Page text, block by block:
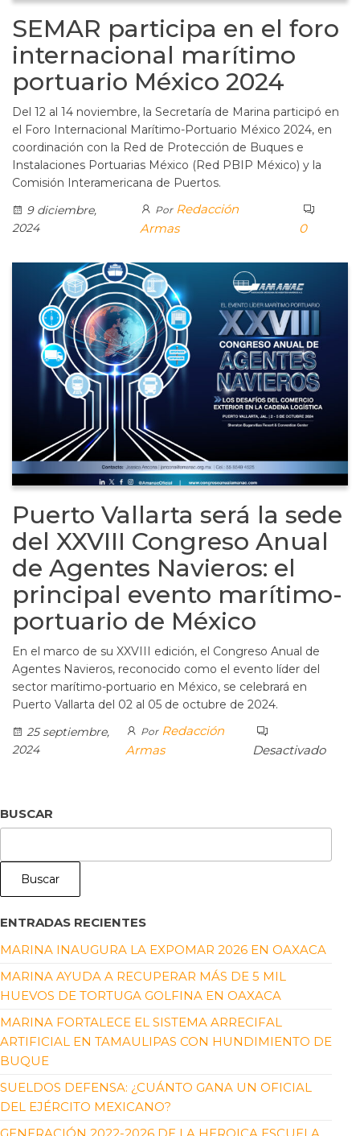
SEMAR participa en el foro
internacional marítimo
portuario México 2024
Del 12 al 14 noviembre, la Secretaría de Marina participó en
el Foro Internacional Marítimo-Portuario México 2024, en
coordinación con la Red de Protección de Buques e
Instalaciones Portuarias México (Red PBIP México) y la
Comisión Interamericana de Puertos.
9 diciembre,
2024
Por Redacción
Armas
0
Puerto Vallarta será la sede
del XXVIII Congreso Anual
de Agentes Navieros: el
principal evento marítimo-
portuario de México
En el marco de su XXVIII edición, el Congreso Anual de
Agentes Navieros, reconocido como el evento líder del
sector marítimo-portuario en México, se celebrará en
Puerto Vallarta del 02 al 05 de octubre de 2024.
25 septiembre,
2024
Por Redacción
Armas
Desactivado
BUSCAR
Buscar
ENTRADAS RECIENTES
MARINA INAUGURA LA EXPOMAR 2026 EN OAXACA
MARINA AYUDA A RECUPERAR MÁS DE 5 MIL
HUEVOS DE TORTUGA GOLFINA EN OAXACA
MARINA FORTALECE EL SISTEMA ARRECIFAL
ARTIFICIAL EN TAMAULIPAS CON HUNDIMIENTO DE
BUQUE
SUELDOS DEFENSA: ¿CUÁNTO GANA UN OFICIAL
DEL EJÉRCITO MEXICANO?